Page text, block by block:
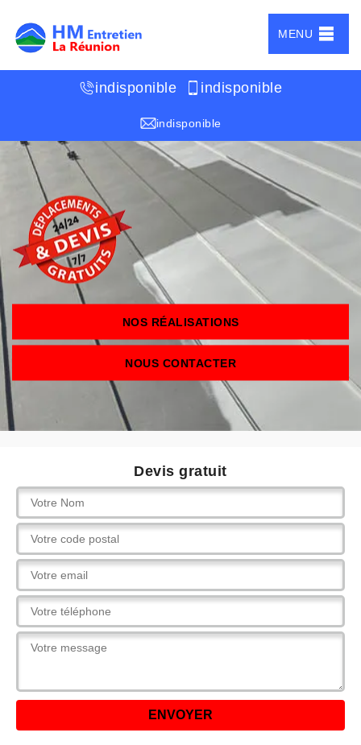
MENU
indisponible indisponible
indisponible
NOS RÉALISATIONS
NOUS CONTACTER
Devis gratuit